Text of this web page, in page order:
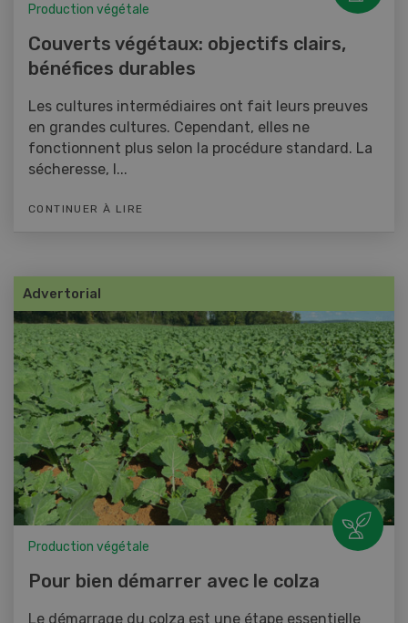
Production végétale
Couverts végétaux: objectifs clairs,
bénéfices durables
Les cultures intermédiaires ont fait leurs preuves
en grandes cultures. Cependant, elles ne
fonctionnent plus selon la procédure standard. La
sécheresse, l...
CONTINUER À LIRE
Advertorial
Production végétale
Pour bien démarrer avec le colza
Le démarrage du colza est une étape essentielle